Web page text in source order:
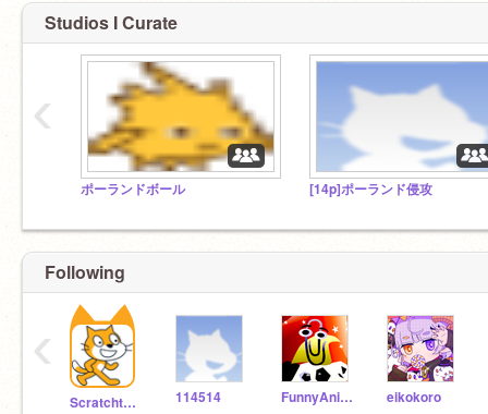
Studios I Curate
ポーランドボール [14p]ポーランド侵攻
‹
Following
Scratchteam 114514 FunnyAnimatorJimTV eikokoro
‹